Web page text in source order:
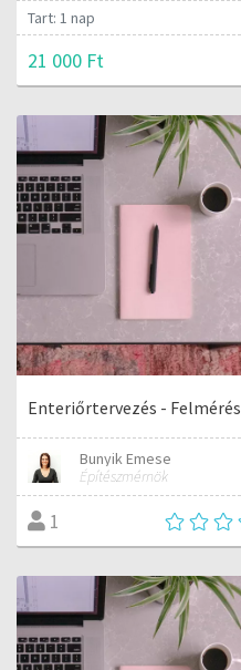
Tart: 1 nap
21 000 Ft
Enteriőrtervezés - Felmérés
Bunyik Emese
Építészmérnök
1